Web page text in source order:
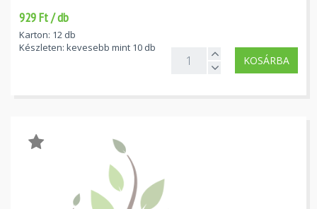
929 Ft / db
Karton: 12 db
Készleten: kevesebb mint 10 db
KOSÁRBA